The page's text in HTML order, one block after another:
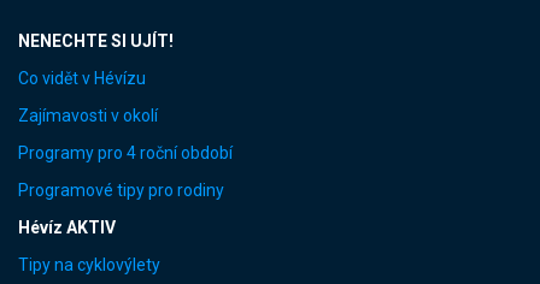
NENECHTE SI UJÍT!
Co vidět v Hévízu
Zajímavosti v okolí
Programy pro 4 roční období
Programové tipy pro rodiny
Hévíz AKTIV
Tipy na cyklovýlety